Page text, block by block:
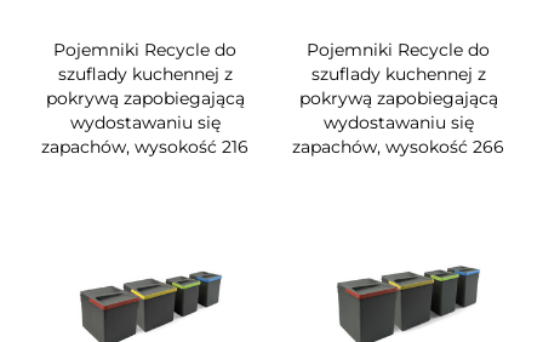
Pojemniki Recycle do
szuflady kuchennej z
pokrywą zapobiegającą
wydostawaniu się
zapachów, wysokość 216
Pojemniki Recycle do
szuflady kuchennej z
pokrywą zapobiegającą
wydostawaniu się
zapachów, wysokość 266